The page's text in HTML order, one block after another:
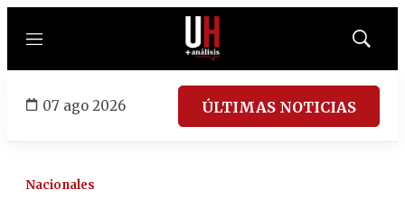
Menú
Mostrar
07 ago 2026 ÚLTIMAS NOTICIAS
Nacionales